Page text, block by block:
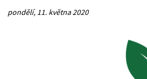
pondělí, 11. května 2020